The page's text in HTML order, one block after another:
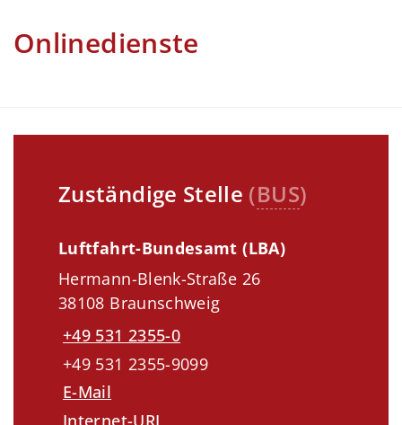
Onlinedienste
Zuständige Stelle (BUS)
Luftfahrt-Bundesamt (LBA)
Hermann-Blenk-Straße 26
38108 Braunschweig
+49 531 2355-0
+49 531 2355-9099
E-Mail
Internet-URL